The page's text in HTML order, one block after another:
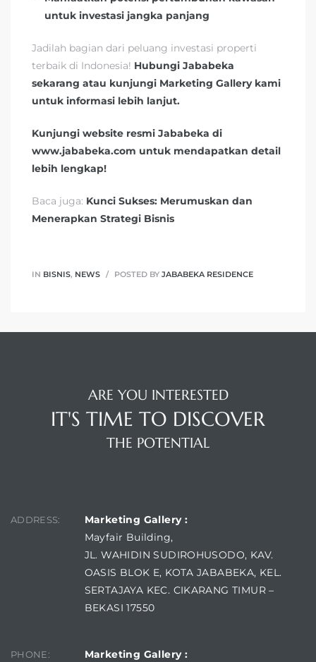
untuk investasi jangka panjang
Jadilah bagian dari peluang investasi properti
terbaik di Indonesia! Hubungi Jababeka
sekarang atau kunjungi Marketing Gallery kami
untuk informasi lebih lanjut.
Kunjungi website resmi Jababeka di
www.jababeka.com untuk mendapatkan detail
lebih lengkap!
Baca juga: Kunci Sukses: Merumuskan dan
Menerapkan Strategi Bisnis
IN BISNIS, NEWS POSTED BY JABABEKA RESIDENCE
ARE YOU INTERESTED
IT'S TIME TO DISCOVER
THE POTENTIAL
ADDRESS:
Marketing Gallery :
Mayfair Building,
JL. WAHIDIN SUDIROHUSODO, KAV.
OASIS BLOK E, KOTA JABABEKA, KEL.
SERTAJAYA KEC. CIKARANG TIMUR –
BEKASI 17550
PHONE:
Marketing Gallery :